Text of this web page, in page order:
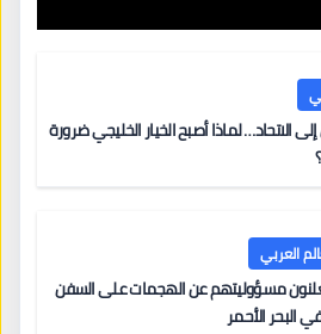
الاتحاد… لماذا أصبح الخيار الخليجي ضرورة
العربي
مسؤوليتهم عن الهجمات على السفن
البحر الأحمر